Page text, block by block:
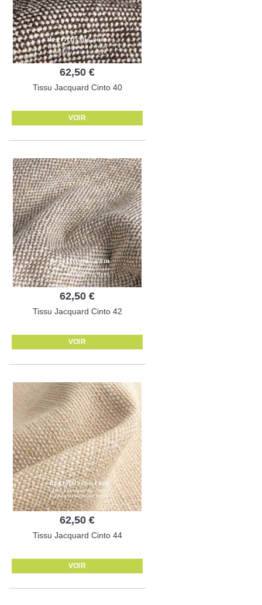
62,50 €
Tissu Jacquard Cinto 40
VOIR
62,50 €
Tissu Jacquard Cinto 42
VOIR
62,50 €
Tissu Jacquard Cinto 44
VOIR